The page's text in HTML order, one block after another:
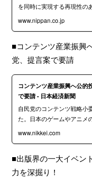
を同時に実現する再現性の
www.nippan.co.jp
■コンテンツ産業振
党、提言案で要請
コンテンツ産業振興へ公
で要請 - 日本経済新聞
自民党のコンテンツ戦略小
た。日本のゲームやアニメ
www.nikkei.com
■出版界の一大イベン
力を深掘り！